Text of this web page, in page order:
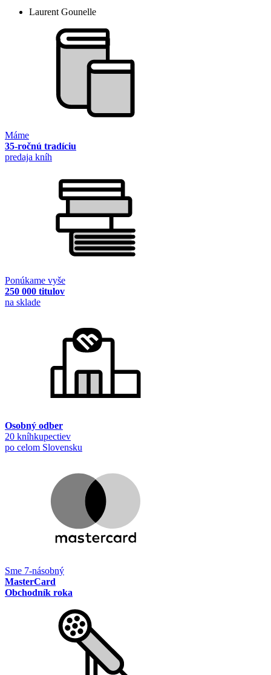
Laurent Gounelle
Máme
35-ročnú tradíciu
predaja kníh
Ponúkame vyše
250 000 titulov
na sklade
Osobný odber
20 kníhkupectiev
po celom Slovensku
Sme 7-násobný
MasterCard
Obchodník roka